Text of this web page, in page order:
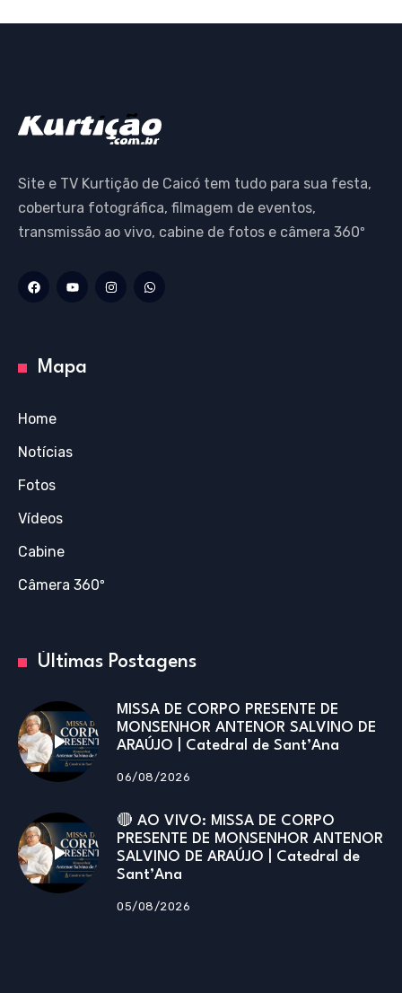
Site e TV Kurtição de Caicó tem tudo para sua festa,
cobertura fotográfica, filmagem de eventos,
transmissão ao vivo, cabine de fotos e câmera 360º
Mapa
Home
Notícias
Fotos
Vídeos
Cabine
Câmera 360º
Últimas Postagens
MISSA DE CORPO PRESENTE DE
MONSENHOR ANTENOR SALVINO DE
ARAÚJO | Catedral de Sant’Ana
06/08/2026
🔴 AO VIVO: MISSA DE CORPO
PRESENTE DE MONSENHOR ANTENOR
SALVINO DE ARAÚJO | Catedral de
Sant’Ana
05/08/2026